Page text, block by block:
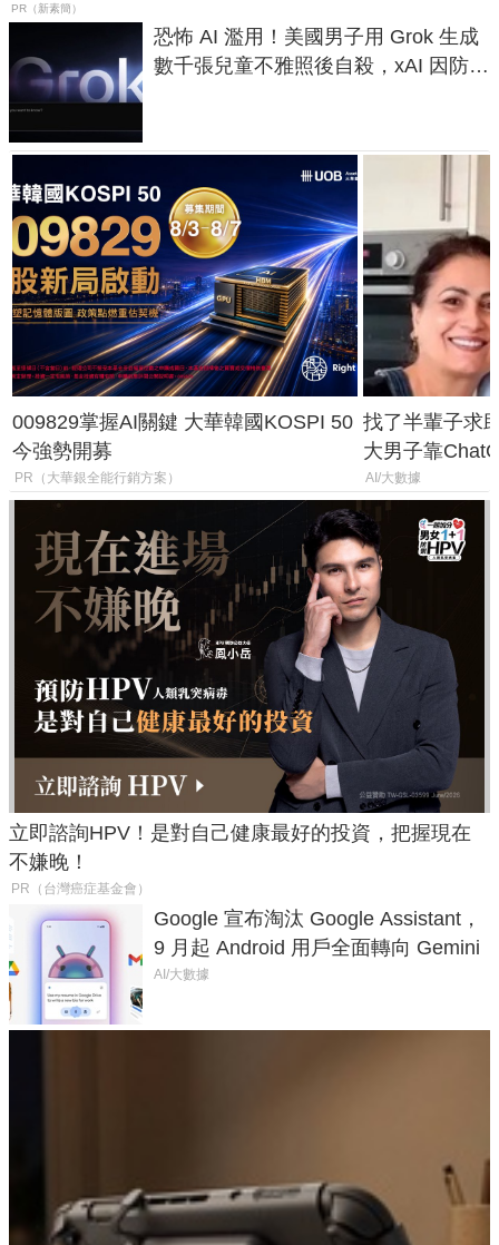
PR（新素簡）
恐怖 AI 濫用！美國男子用 Grok 生成
數千張兒童不雅照後自殺，xAI 因防護
009829掌握AI關鍵 大華韓國KOSPI 50
今強勢開募
PR（大華銀全能行銷方案）
找了半輩子求
大男子靠
年家人
AI/大數據
立即諮詢HPV！是對自己健康最好的投資，把握現在
不嫌晚！
PR（台灣癌症基金會）
Google 宣布淘汰 Google Assistant，
9 月起 Android 用戶全面轉向 Gemini
AI/大數據